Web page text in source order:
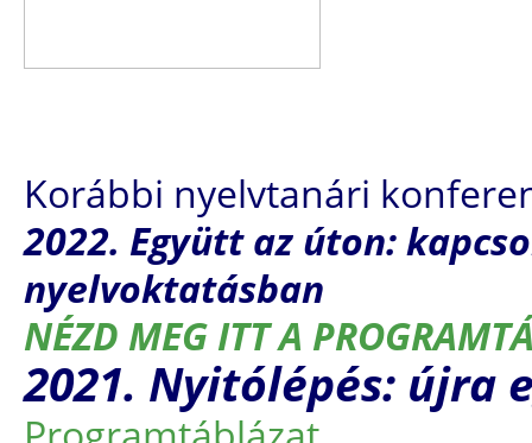
Korábbi nyelvtanári
2022. Együtt az úton:
nyelvoktatásban
NÉZD MEG ITT A
2021. Nyitólépés: újra